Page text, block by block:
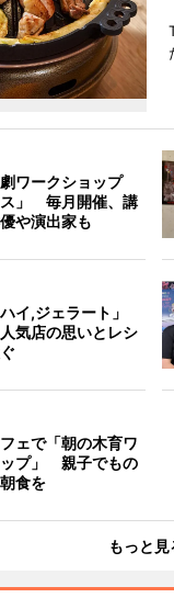
ワークショップ
ス」 毎月開催、講
や演出家も
イ,ジェラート」
気店の思いとレシ
ェで「朝の木育ワ
プ」 親子でもの
食を
もっと見